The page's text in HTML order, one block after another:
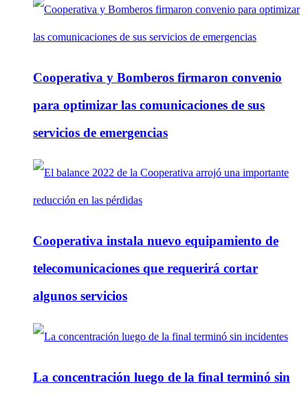
Cooperativa y Bomberos firmaron convenio
para optimizar las comunicaciones de sus
servicios de emergencias
Cooperativa instala nuevo equipamiento de
telecomunicaciones que requerirá cortar
algunos servicios
La concentración luego de la final terminó sin